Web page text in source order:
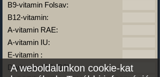
B9-vitamin Folsav:
B12-vitamin:
A-vitamin RAE:
A-vitamin IU:
E-vitamin :
D-vitamin (D2+D3):
A weboldalunkon cookie-kat